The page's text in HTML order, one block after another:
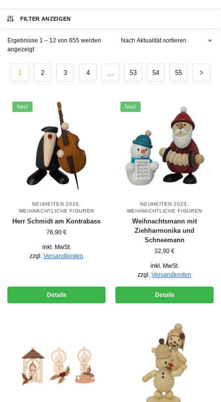
FILTER ANZEIGEN
Ergebnisse 1 – 12 von 655 werden
angezeigt
1 2 3 4 … 53 54 55
Neu!
NEUHEITEN 2023
WEIHNACHTLICHE FIGUREN
Herr Schmidt am Kontrabass
76,90 €
inkl. MwSt.
zzgl. Versandkosten
Details
Neu!
NEUHEITEN 2023
WEIHNACHTLICHE FIGUREN
Weihnachtsmann mit
Ziehharmonika und
Schneemann
32,90 €
inkl. MwSt.
zzgl. Versandkosten
Details